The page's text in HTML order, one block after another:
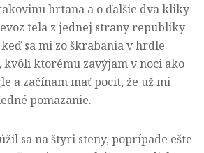
hrtana a o ďalšie dva kliky
tela z jednej strany republiky
sa mi zo škrabania v hrdle
kvôli ktorému zavýjam v noci ako
a začínam mať pocit, že už mi
pomazanie.
sa na štyri steny, poprípade ešte